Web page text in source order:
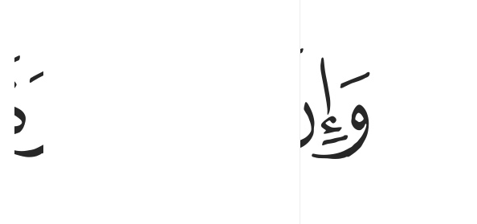
وَإِنَّ لَنَا لَلْـَٔاخِرَةَ وَٱلْأُولَىٰ ١٣
ﱏ ﱑ